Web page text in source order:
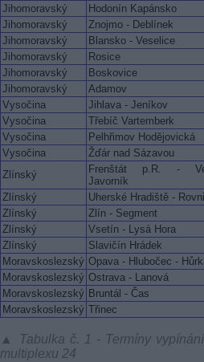
Jihomoravský
Hodonín Kapánsko
Jihomoravský
Znojmo - Deblínek
Jihomoravský
Blansko - Veselice
Jihomoravský
Rosice
Jihomoravský
Boskovice
Jihomoravský
Adamov
Vysočina
Jihlava - Jeníkov
Vysočina
Třebíč Vartemberk
Vysočina
Pelhřimov Hodějovická
Vysočina
Žďár nad Sázavou
Zlínský
Frenštát p.R. -
Javorník
Zlínský
Uherské Hradiště -
Zlínský
Zlín - Segment
Zlínský
Vsetín - Lysá Hora
Zlínský
Slavičín Hrádek
Moravskoslezský Opava - Hlubočec -
Moravskoslezský Ostrava - Lanová
Moravskoslezský Bruntál - Čas
Moravskoslezský Třinec
▲ Tabulka č. 1 - Termíny
multiplexu 24